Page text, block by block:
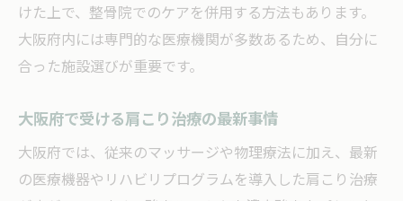
けた上で、整骨院でのケアを併用する方法もあります。
大阪府内には専門的な医療機関が多数あるため、自分に
合った施設選びが重要です。
大阪府で受ける肩こり治療の最新事情
大阪府では、従来のマッサージや物理療法に加え、最新
の医療機器やリハビリプログラムを導入した肩こり治療